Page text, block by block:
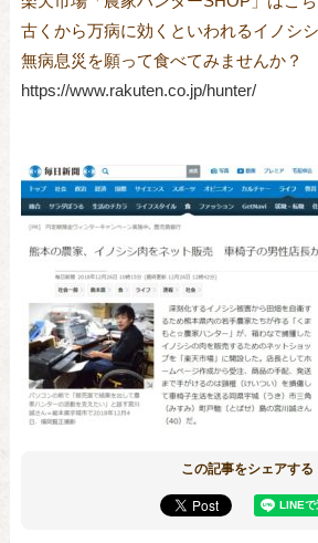
古くから万病に効くといわれるイノシ
無病息災を願って食べてみませんか？
https://www.rakuten.co.jp/hunter/
この記事をシェアする